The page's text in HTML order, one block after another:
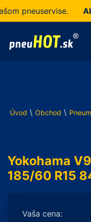
pneuservise.
Úvod \ Obchod \
Yokohama
185/60 R15
Vaša cena: